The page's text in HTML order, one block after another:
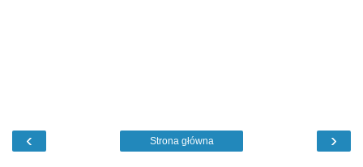
‹ ›
Strona główna